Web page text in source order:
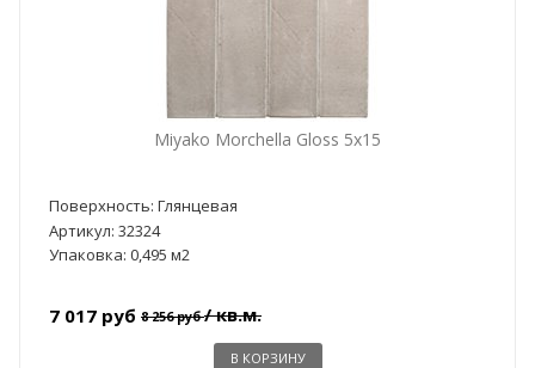
Miyako Morchella Gloss 5x15
Поверхность: Глянцевая
Артикул: 32324
Упаковка: 0,495 м2
7 017 руб 8 256 руб/ кв.м.
В КОРЗИНУ